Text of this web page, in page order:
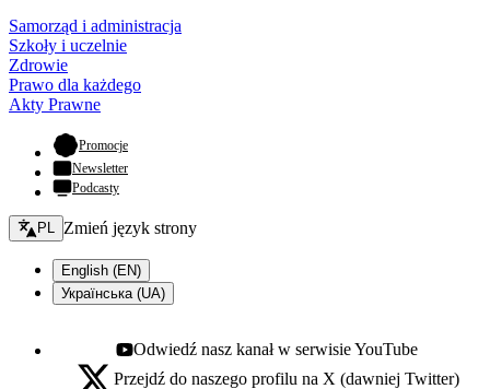
Samorząd i administracja
Szkoły i uczelnie
Zdrowie
Prawo dla każdego
Akty Prawne
Promocje- otwiera się w nowej karcie
Newsletter
Podcasty
Zmień język - bieżący:
PL Zmień język strony
English (EN)
Українська (UA)
Youtube - otwiera się w nowej karcie
Odwiedź nasz kanał w serwisie YouTube
Przejdź do naszego profilu na X (dawniej Twitter)